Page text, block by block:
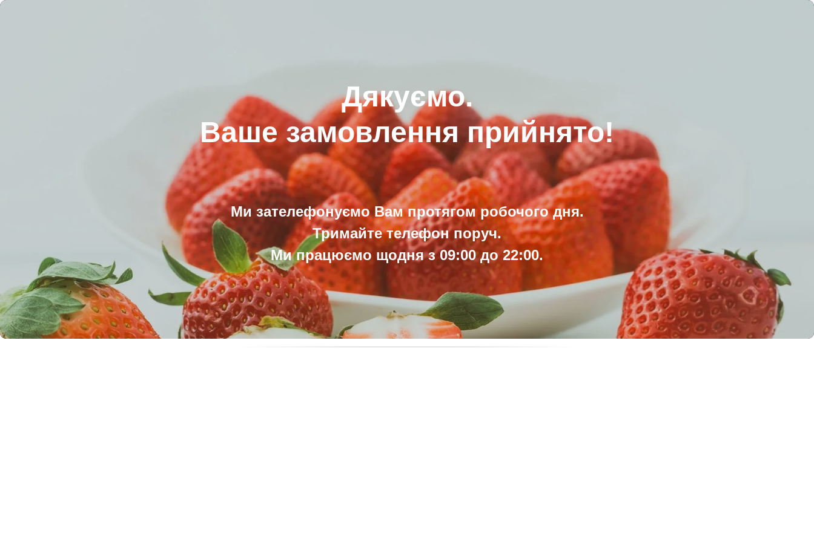
Дякуємо.
Ваше замовлення прийнято!
Ми зателефонуємо Вам протягом робочого дня.
Тримайте телефон поруч.
Ми працюємо щодня з 09:00 до 22:00.